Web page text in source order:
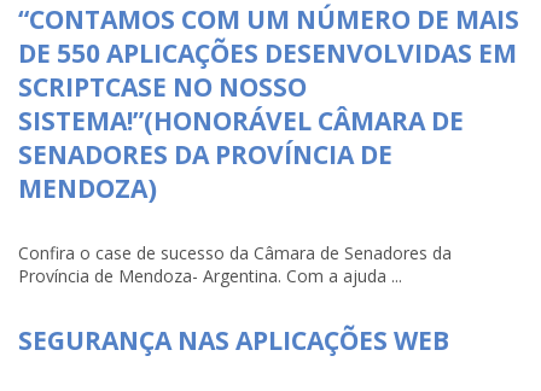
“CONTAMOS COM UM NÚMERO DE MAIS
DE 550 APLICAÇÕES DESENVOLVIDAS EM
SCRIPTCASE NO NOSSO
SISTEMA!”(HONORÁVEL CÂMARA DE
SENADORES DA PROVÍNCIA DE
MENDOZA)
Confira o case de sucesso da Câmara de Senadores da
Província de Mendoza- Argentina. Com a ajuda ...
SEGURANÇA NAS APLICAÇÕES WEB